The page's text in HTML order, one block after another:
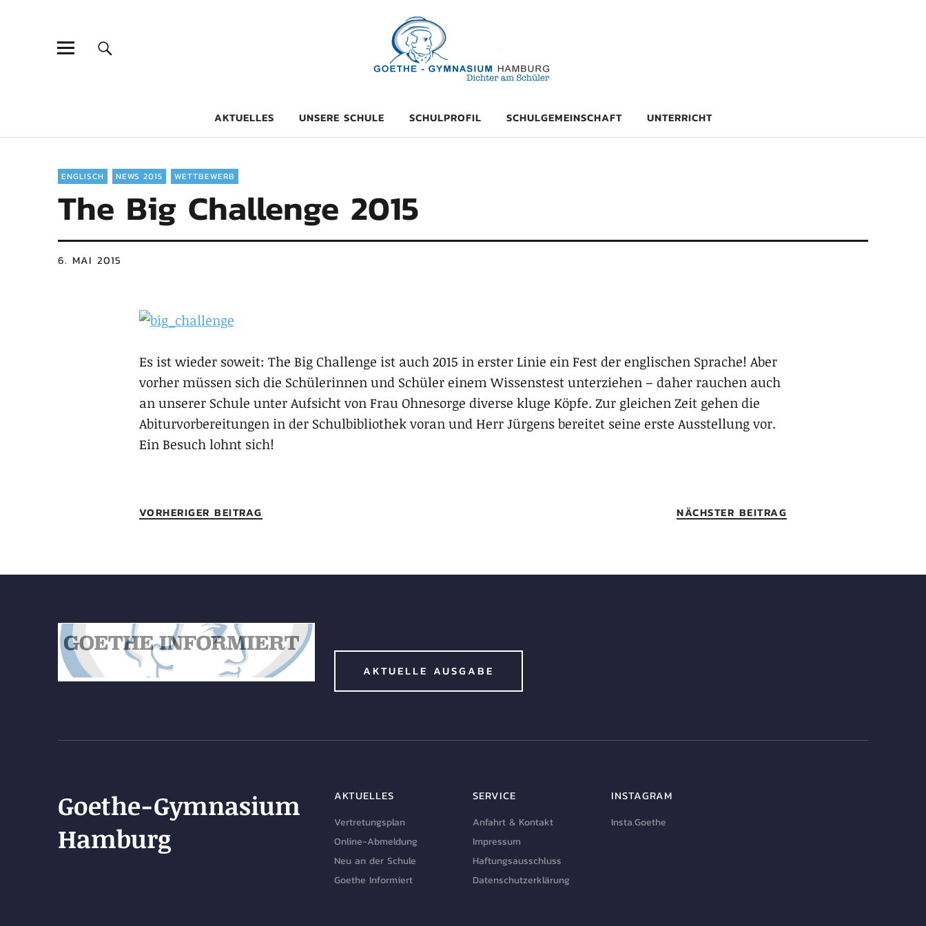
Goethe-Gymnasium Hamburg
AKTUELLES UNSERE SCHULE SCHULPROFIL SCHULGEMEINSCHAFT UNTERRICHT
ENGLISCH NEWS 2015 WETTBEWERB
The Big Challenge 2015
6. MAI 2015
Es ist wieder soweit: The Big Challenge ist auch 2015 in erster Linie ein Fest der englischen Sprache! Aber
vorher müssen sich die Schülerinnen und Schüler einem Wissenstest unterziehen – daher rauchen auch
an unserer Schule unter Aufsicht von Frau Ohnesorge diverse kluge Köpfe. Zur gleichen Zeit gehen die
Abiturvorbereitungen in der Schulbibliothek voran und Herr Jürgens bereitet seine erste Ausstellung vor.
Ein Besuch lohnt sich!
VORHERIGER BEITRAG NÄCHSTER BEITRAG
AKTUELLE AUSGABE
Goethe-Gymnasium
Hamburg
AKTUELLES
Vertretungsplan
Online-Abmeldung
Neu an der Schule
Goethe Informiert
SERVICE
Anfahrt & Kontakt
Impressum
Haftungsausschluss
Datenschutzerklärung
INSTAGRAM
Insta.Goethe